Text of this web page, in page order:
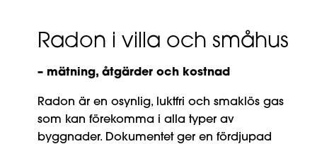
Radon i villa och småhus
– mätning, åtgärder och kostnad
Radon är en osynlig, luktfri och smaklös gas
som kan förekomma i alla typer av
byggnader. Dokumentet ger en fördjupad